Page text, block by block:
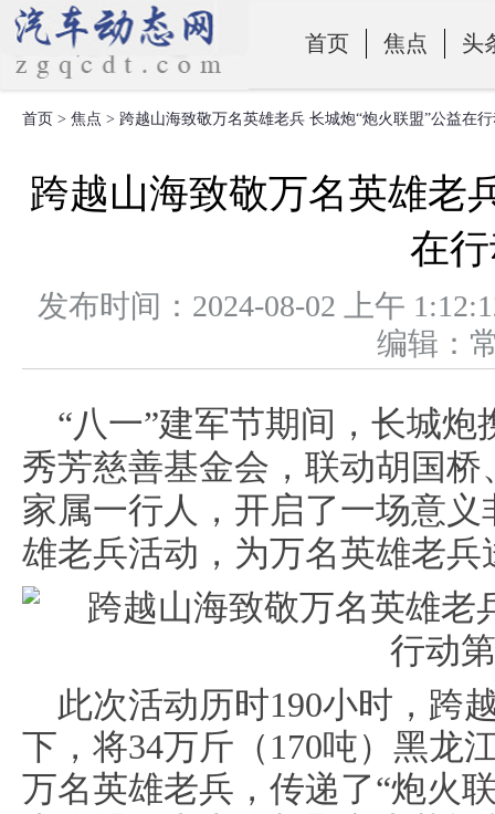
首页 焦点 头
零部件
首页 > 焦点 > 跨越山海致敬万名英雄老兵 长城炮“炮火联盟”公益在
跨越山海致敬万名英雄老
在
发布时间：2024-08-02 上午
编辑
“八一”建军节期间，长城
秀芳慈善基金会，联动胡国
家属一行人，开启了一场意
雄老兵活动，为万名英雄老
此次活动历时190小时，跨
下，将34万斤（170吨）黑龙
万名英雄老兵，传递了“炮火